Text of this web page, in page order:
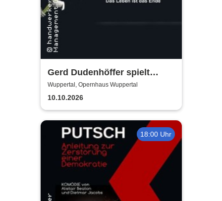
Gerd Dudenhöffer spielt
Heinz Becker
Wuppertal, Opernhaus Wuppertal
10.10.2026
18:00 Uhr